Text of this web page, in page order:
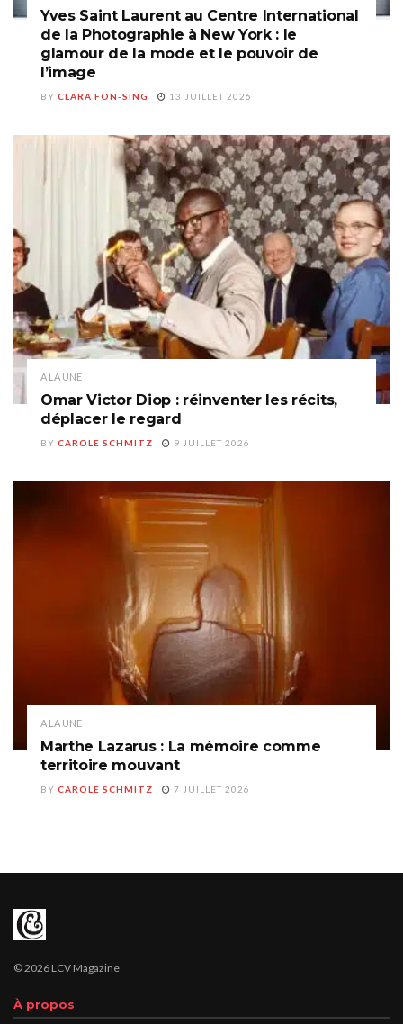
Yves Saint Laurent au Centre International
de la Photographie à New York : le
glamour de la mode et le pouvoir de
l’image
BY CLARA FON-SING 13 JUILLET 2026
A LA UNE
Omar Victor Diop : réinventer les récits,
déplacer le regard
BY CAROLE SCHMITZ 9 JUILLET 2026
A LA UNE
Marthe Lazarus : La mémoire comme
territoire mouvant
BY CAROLE SCHMITZ 7 JUILLET 2026
© 2026 LCV Magazine
À propos